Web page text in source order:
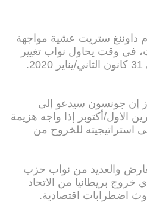
داوننغ ستريت عشية مواجهة
في وقت يحاول نواب تغيير
إن جونسون سيدعو إلى
عامة في 14 تشرين الاول/أكتوبر إذا واجه هزيمة
استراتيجيته للخروج من
والعديد من نواب حزب
خروج بريطانيا من الاتحاد
اضطرابات اقتصادية.